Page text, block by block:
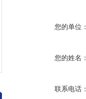
您的单位：
您的姓名：
联系电话：